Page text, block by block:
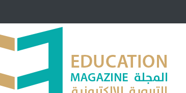
شراكة مجتمعية لمجمع تعليمي
الشهداء والمتفوقين
لماذا تعد برامج توعية الأطفال بخصوصية